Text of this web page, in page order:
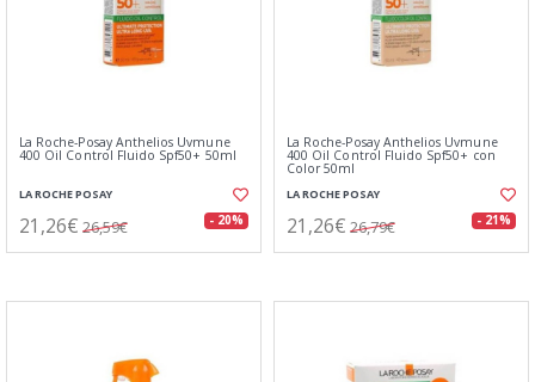
La Roche-Posay Anthelios Uvmune
400 Oil Control Fluido Spf50+ 50ml
LA ROCHE POSAY
21,26€ 26,59€ - 20%
La Roche-Posay Anthelios Uvmune
400 Oil Control Fluido Spf50+ con
Color 50ml
LA ROCHE POSAY
21,26€ 26,79€ - 21%